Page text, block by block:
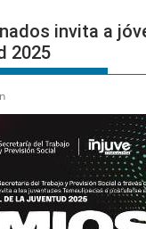
invita a
2025